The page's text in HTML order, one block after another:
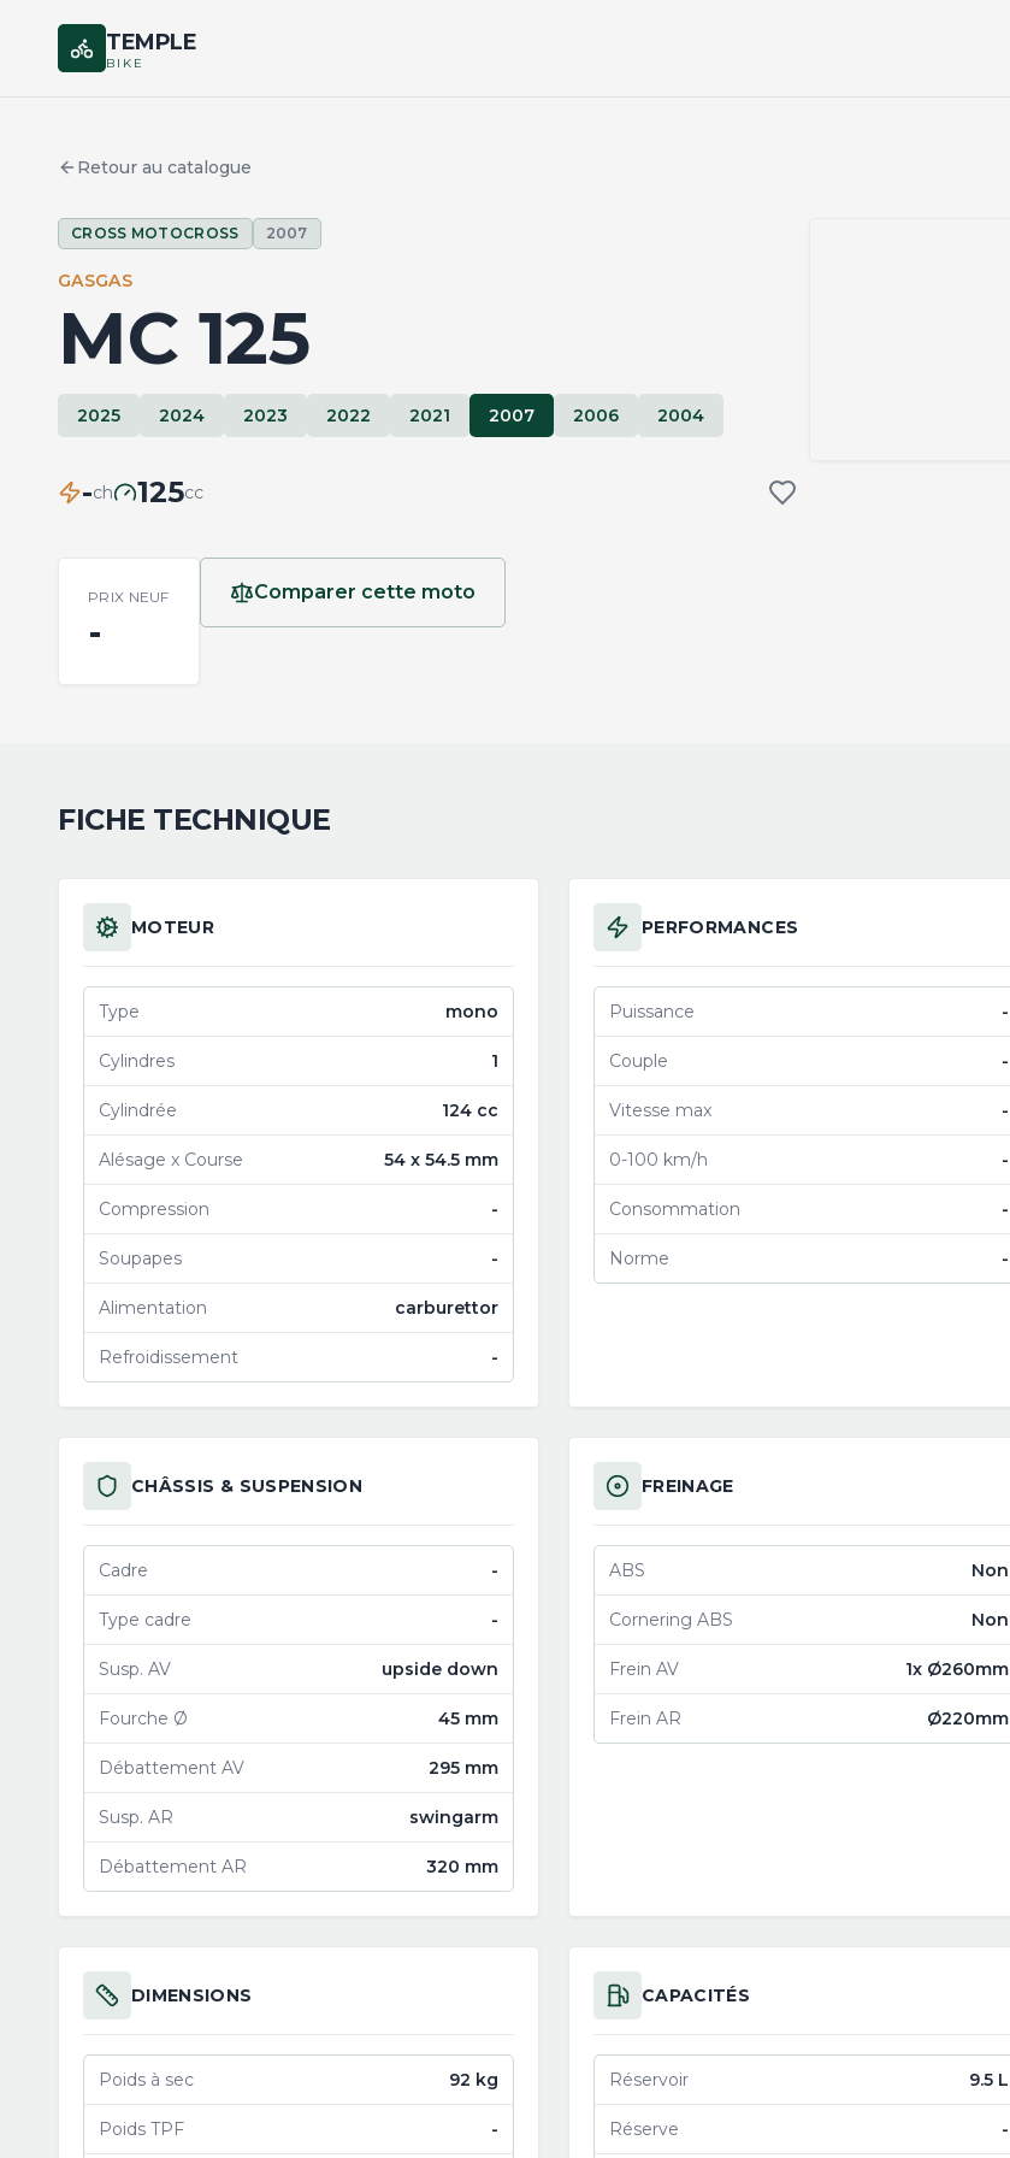
TEMPLE
BIKE
Retour au catalogue
CROSS MOTOCROSS 2007
GASGAS
MC 125
2025 2024 2023 2022 2021 2007 2006 2004
-ch 125cc
PRIX NEUF
-
Comparer cette moto
FICHE TECHNIQUE
MOTEUR
Type mono
Cylindres 1
Cylindrée 124 cc
Alésage x Course 54 x 54.5 mm
Compression -
Soupapes -
Alimentation carburettor
Refroidissement -
PERFORMANCES
Puissance -
Couple -
Vitesse max -
0-100 km/h -
Consommation -
Norme -
CHÂSSIS & SUSPENSION
Cadre -
Type cadre -
Susp. AV upside down
Fourche Ø 45 mm
Débattement AV 295 mm
Susp. AR swingarm
Débattement AR 320 mm
FREINAGE
ABS Non
Cornering ABS Non
Frein AV 1x Ø260mm
Frein AR Ø220mm
DIMENSIONS
Poids à sec 92 kg
Poids TPF -
CAPACITÉS
Réservoir 9.5 L
Réserve -